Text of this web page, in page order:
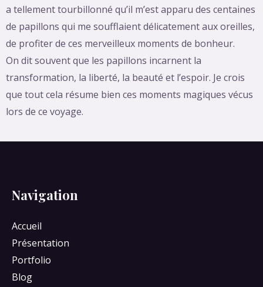
a tellement tourbillonné qu’il m’est apparu des centaines
de papillons qui me soufflaient délicatement aux oreilles,
de profiter de ces merveilleux moments de bonheur.
On dit souvent que les papillons incarnent la
transformation, la liberté, la beauté et l’espoir. Je crois
que tout cela résume bien ces moments magiques vécus
lors de ce voyage.
Navigation
Accueil
Présentation
Portfolio
Blog